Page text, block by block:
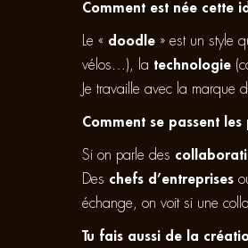
Comment est née cette
Le « doodle » est un style
vélos…), la technologie
Je travaille avec la marque
Comment se passent
Si on parle des
Des chefs d’entreprises
échange, on voit si une
Tu fais aussi de la